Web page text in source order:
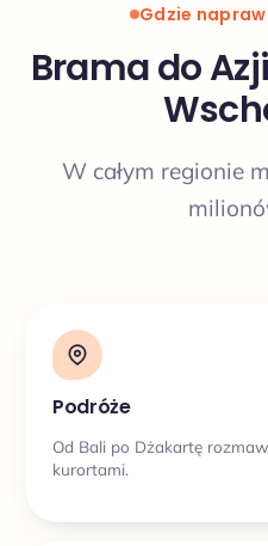
Gdzie
Brama do
W całym regionie
Podróże
Od Bali po Dżakartę
kurortami.